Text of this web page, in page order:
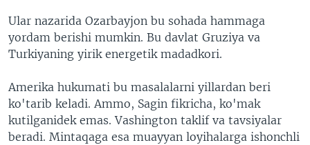
Ular nazarida Ozarbayjon bu sohada hammaga
yordam berishi mumkin. Bu davlat Gruziya va
Turkiyaning yirik energetik madadkori.
Amerika hukumati bu masalalarni yillardan beri
ko'tarib keladi. Ammo, Sagin fikricha, ko'mak
kutilganidek emas. Vashington taklif va tavsiyalar
beradi. Mintaqaga esa muayyan loyihalarga ishonchli